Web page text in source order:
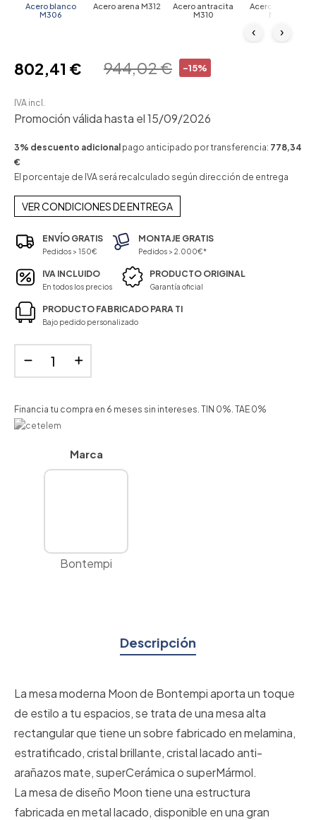
Acero blanco
M306
Acero arena M312
Acero antracita
M310
Acero gris claro
M097
‹ ›
-15%
944,02 €
802,41 €
IVA incl.
Promoción válida hasta el 15/09/2026
3% descuento adicional pago anticipado por transferencia: 778,34
€
El porcentaje de IVA será recalculado según dirección de entrega
VER CONDICIONES DE ENTREGA
ENVÍO GRATIS
Pedidos > 150€
MONTAJE GRATIS
Pedidos > 2.000€*
IVA INCLUIDO
En todos los precios
PRODUCTO ORIGINAL
Garantía oficial
PRODUCTO FABRICADO PARA TI
Bajo pedido personalizado
Financia tu compra en 6 meses sin intereses. TIN 0%. TAE 0%
Marca
Bontempi
Descripción
La mesa moderna Moon de Bontempi aporta un toque
de estilo a tu espacios, se trata de una mesa alta
rectangular que tiene un sobre fabricado en melamina,
estratificado, cristal brillante, cristal lacado anti-
arañazos mate, superCerámica o superMármol.
La mesa de diseño Moon tiene una estructura
fabricada en metal lacado, disponible en una gran